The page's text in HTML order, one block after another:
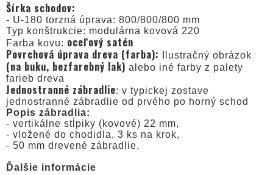
Šírka schodov:
- U-180 torzná úprava: 800/800/800 mm
Typ konštrukcie: modulárna kovová 220
Farba kovu: oceľový satén
Povrchová úprava dreva (farba):
Ilustračný obrázok
(na buku, bezfarebný lak) alebo iné farby z palety
farieb dreva
Jednostranné zábradlie: v typickej zostave
jednostranné zábradlie od prvého po horný schod
Popis zábradlia:
- vertikálne stĺpiky (kovové) 22 mm,
- vložené do chodidla, 3 ks na krok,
- 50 mm drevené zábradlie,
Ďalšie informácie